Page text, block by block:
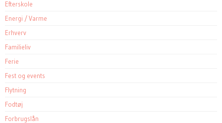
Efterskole
Energi / Varme
Erhverv
Familieliv
Ferie
Fest og events
Flytning
Fodtøj
Forbrugslån